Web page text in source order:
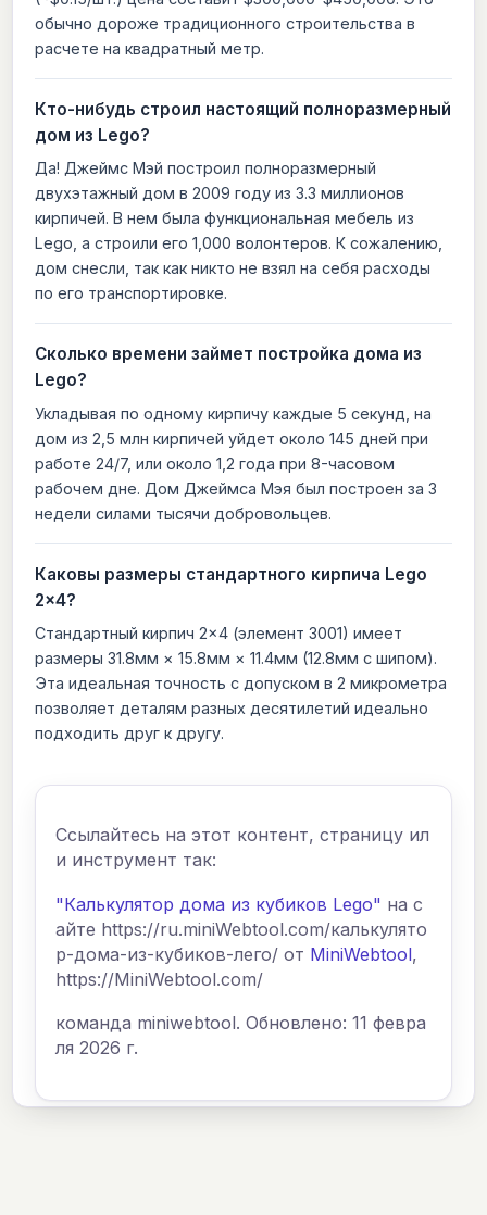
обычно дороже традиционного строительства в
расчете на квадратный метр.
Кто-нибудь строил настоящий полноразмерный
дом из Lego?
Да! Джеймс Мэй построил полноразмерный
двухэтажный дом в 2009 году из 3.3 миллионов
кирпичей. В нем была функциональная мебель из
Lego, а строили его 1,000 волонтеров. К сожалению,
дом снесли, так как никто не взял на себя расходы
по его транспортировке.
Сколько времени займет постройка дома из
Lego?
Укладывая по одному кирпичу каждые 5 секунд, на
дом из 2,5 млн кирпичей уйдет около 145 дней при
работе 24/7, или около 1,2 года при 8-часовом
рабочем дне. Дом Джеймса Мэя был построен за 3
недели силами тысячи добровольцев.
Каковы размеры стандартного кирпича Lego
2×4?
Стандартный кирпич 2×4 (элемент 3001) имеет
размеры 31.8мм × 15.8мм × 11.4мм (12.8мм с шипом).
Эта идеальная точность с допуском в 2 микрометра
позволяет деталям разных десятилетий идеально
подходить друг к другу.
Ссылайтесь на этот контент, страницу ил
и инструмент так:
"Калькулятор дома из кубиков Lego" на с
айте https://ru.miniWebtool.com/калькулято
р-дома-из-кубиков-лего/ от MiniWebtool,
https://MiniWebtool.com/
команда miniwebtool. Обновлено: 11 февра
ля 2026 г.